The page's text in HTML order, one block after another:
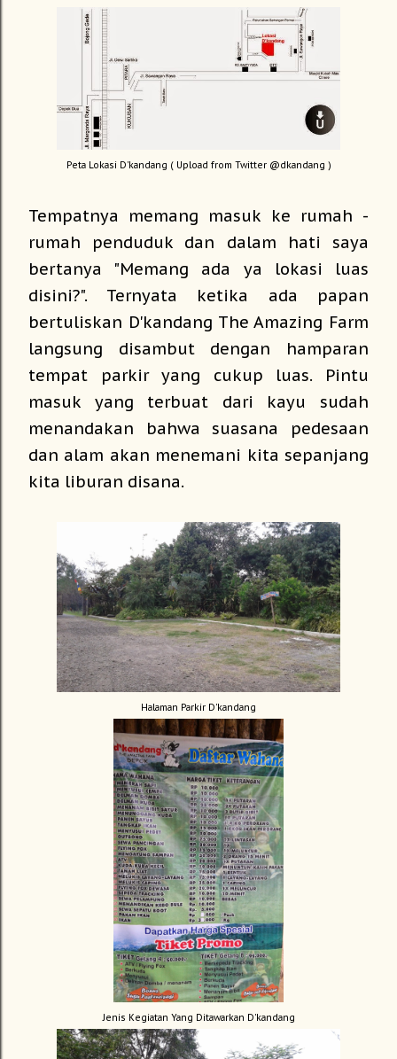
Peta Lokasi D'kandang ( Upload from Twitter @dkandang )
Tempatnya memang masuk ke rumah -
rumah penduduk dan dalam hati saya
bertanya "Memang ada ya lokasi luas
disini?". Ternyata ketika ada papan
bertuliskan D'kandang The Amazing Farm
langsung disambut dengan hamparan
tempat parkir yang cukup luas. Pintu
masuk yang terbuat dari kayu sudah
menandakan bahwa suasana pedesaan
dan alam akan menemani kita sepanjang
kita liburan disana.
Halaman Parkir D'kandang
Jenis Kegiatan Yang Ditawarkan D'kandang